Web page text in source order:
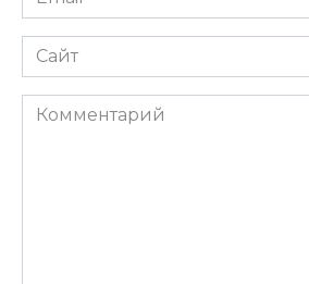
*
Сайт
Комментарий